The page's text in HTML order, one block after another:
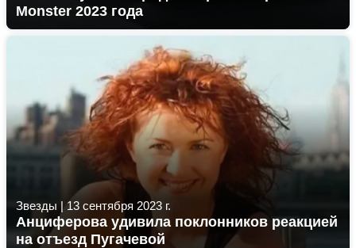
Monster 2023 года
Звезды | 13 сентября 2023 г.
Анциферова удивила поклонников реакцией
на отъезд Пугачевой